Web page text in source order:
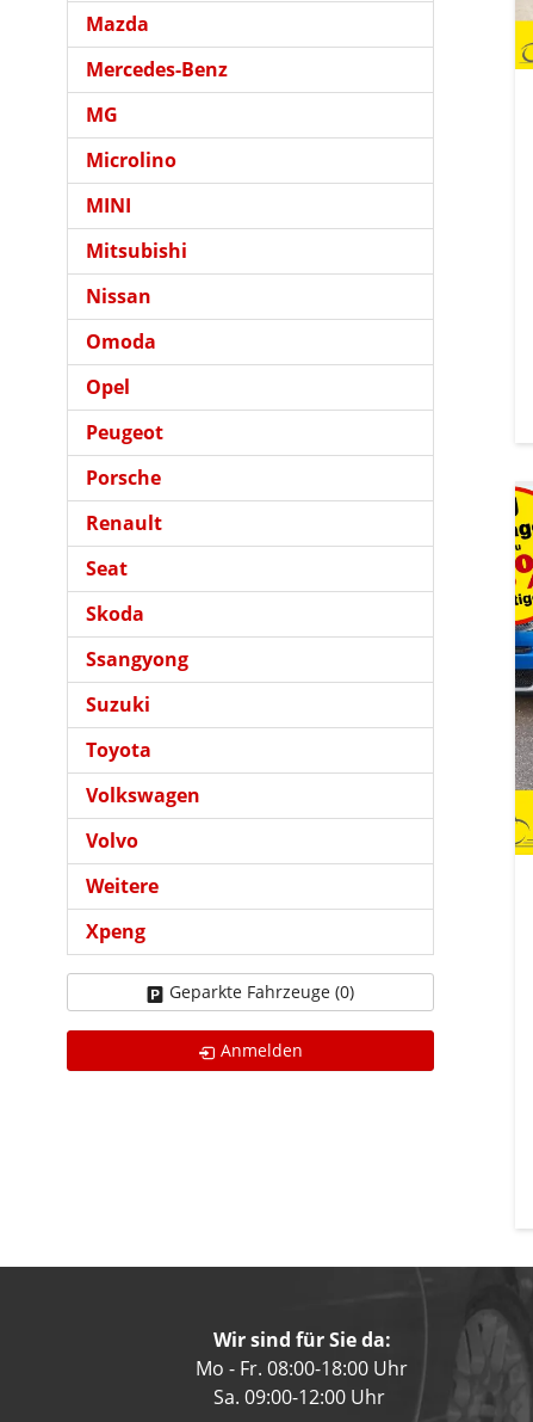
Mazda
Mercedes-Benz
MG
Microlino
MINI
Mitsubishi
Nissan
Omoda
Opel
Peugeot
Porsche
Renault
Seat
Skoda
Ssangyong
Suzuki
Toyota
Volkswagen
Volvo
Weitere
Xpeng
Geparkte Fahrzeuge (0)
Anmelden
Wir sind für Sie da:
Mo - Fr. 08:00-18:00 Uhr
Sa. 09:00-12:00 Uhr